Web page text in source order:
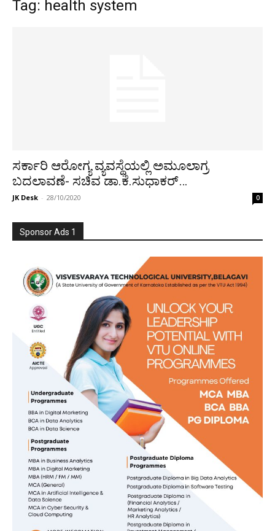
Tag: health system
ಸರ್ಕಾರಿ ಆರೋಗ್ಯ ವ್ಯವಸ್ಥೆಯಲ್ಲಿ ಅಮೂಲಾಗ್ರ
ಬದಲಾವಣೆ- ಸಚಿವ ಡಾ.ಕೆ.ಸುಧಾಕರ್…
JK Desk - 28/10/2020 0
Sponsor Ads 1